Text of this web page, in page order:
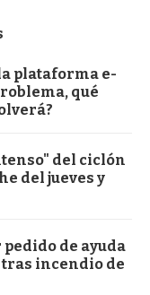
plataforma e-
qué
del ciclón
del jueves y
de ayuda
incendio de